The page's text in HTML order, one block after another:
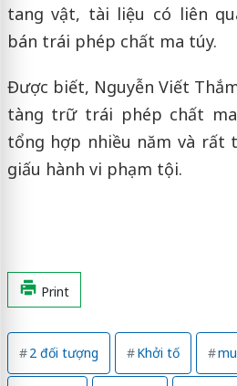
tang vật, tài liệu có liên
bán trái phép chất ma túy.
Được biết, Nguyễn Viết
tàng trữ trái phép chất
tổng hợp nhiều năm và rất
giấu hành vi phạm tội.
Print
2 đối tượng Khởi tố